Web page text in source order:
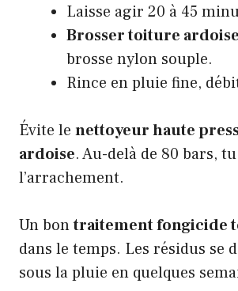
Laisse agir 20 à 45
Brosser toiture ardoise
brosse nylon souple.
Rince en pluie fine,
Évite le nettoyeur haute
ardoise. Au-delà de 80 bars,
l’arrachement.
Un bontraitement fongicide
dans le temps. Les résidus se
sous la pluie en quelques